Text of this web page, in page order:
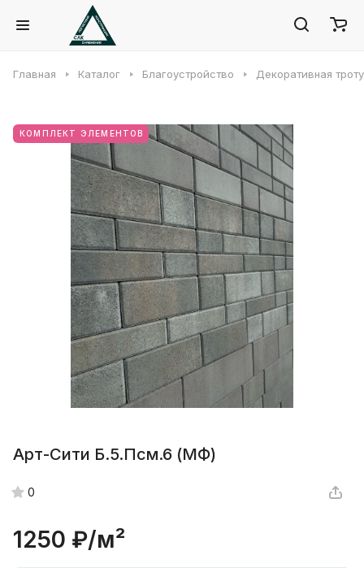
Главная Каталог Благоустройство Декоративная
КОМПЛЕКТ ЭЛЕМЕНТОВ
Арт-Сити Б.5.Псм.6 (МФ)
0
1250 ₽/м²